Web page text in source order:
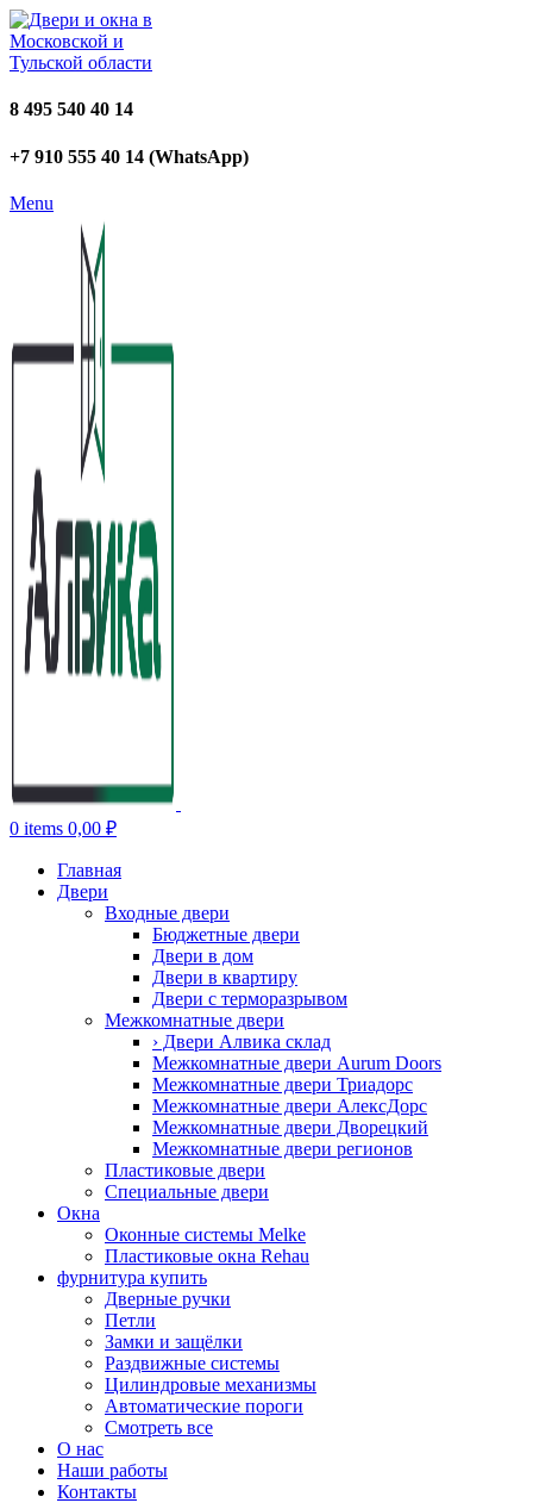
8 495 540 40 14
+7 910 555 40 14 (WhatsApp)
Menu
0 items 0,00 ₽
Главная
Двери
Входные двери
Бюджетные двери
Двери в дом
Двери в квартиру
Двери с терморазрывом
Межкомнатные двери
› Двери Алвика склад
Межкомнатные двери Aurum Doors
Межкомнатные двери Триадорс
Межкомнатные двери АлексДорс
Межкомнатные двери Дворецкий
Межкомнатные двери регионов
Пластиковые двери
Специальные двери
Окна
Оконные системы Melke
Пластиковые окна Rehau
фурнитура купить
Дверные ручки
Петли
Замки и защёлки
Раздвижные системы
Цилиндровые механизмы
Автоматические пороги
Смотреть все
О нас
Наши работы
Контакты